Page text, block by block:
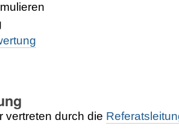
vertreten durch die